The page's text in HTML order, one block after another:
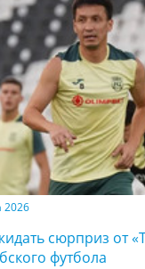
2026
сюрприз от
футбола